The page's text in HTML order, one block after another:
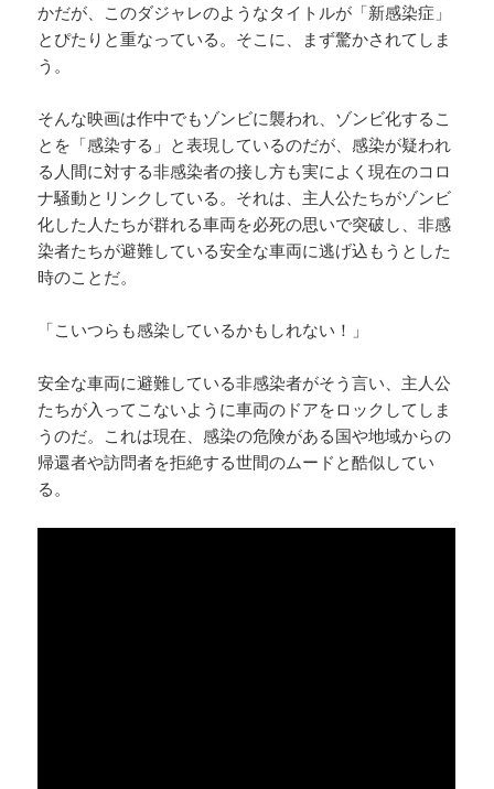
かだが、このダジャレのようなタイトルが「新感染症」
とぴたりと重なっている。そこに、まず驚かされてしま
う。
そんな映画は作中でもゾンビに襲われ、ゾンビ化するこ
とを「感染する」と表現しているのだが、感染が疑われ
る人間に対する非感染者の接し方も実によく現在のコロ
ナ騒動とリンクしている。それは、主人公たちがゾンビ
化した人たちが群れる車両を必死の思いで突破し、非感
染者たちが避難している安全な車両に逃げ込もうとした
時のことだ。
「こいつらも感染しているかもしれない！」
安全な車両に避難している非感染者がそう言い、主人公
たちが入ってこないように車両のドアをロックしてしま
うのだ。これは現在、感染の危険がある国や地域からの
帰還者や訪問者を拒絶する世間のムードと酷似してい
る。